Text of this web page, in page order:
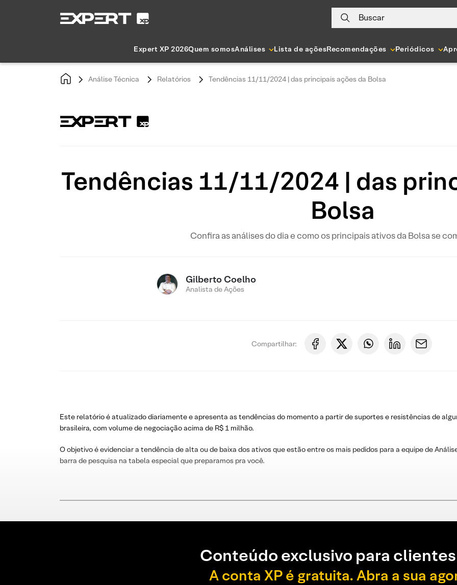
Buscar
Expert XP 2026Quem somosAnálises Lista de açõesRecomendações Periódicos
Análise Técnica Relatórios Tendências 11/11/2024 | das principais ações da Bolsa
Tendências 11/11/2024 | das
Bolsa
Confira as análises do dia e como os principais ativos da Bolsa se
Gilberto Coelho
Analista de Ações
Compartilhar:
Este relatório é atualizado diariamente e apresenta as tendências do momento a partir de suportes e resistências de
brasileira, com volume de negociação acima de R$ 1 milhão.
O objetivo é evidenciar a tendência de alta ou de baixa dos ativos que estão entre os mais pedidos para a equipe de
barra de pesquisa na tabela especial que preparamos pra você.
Conteúdo exclusivo para
A conta XP é gratuita. Abra a sua